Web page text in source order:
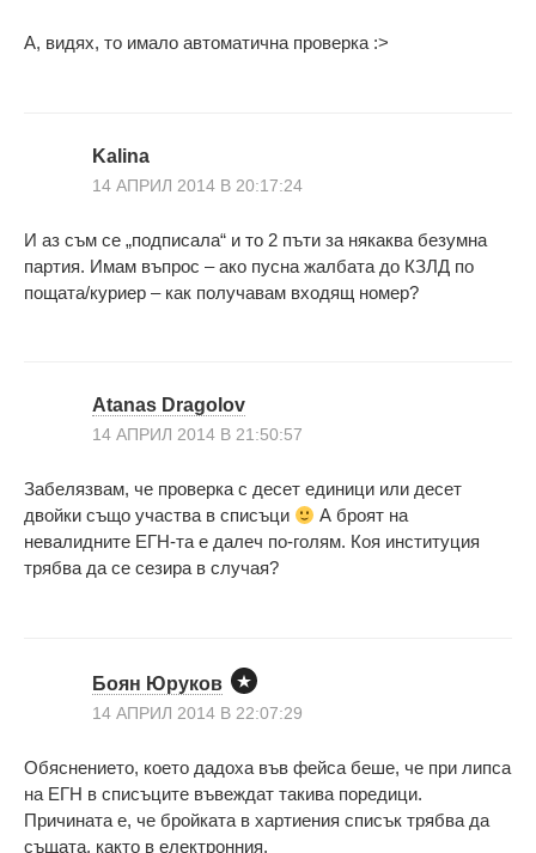
А, видях, то имало автоматична проверка :>
Kalina
14 АПРИЛ 2014 В 20:17:24
И аз съм се „подписала“ и то 2 пъти за някаква безумна
партия. Имам въпрос – ако пусна жалбата до КЗЛД по
пощата/куриер – как получавам входящ номер?
Atanas Dragolov
14 АПРИЛ 2014 В 21:50:57
Забелязвам, че проверка с десет единици или десет
двойки също участва в списъци
А броят на
невалидните ЕГН-та е далеч по-голям. Коя институция
трябва да се сезира в случая?
Боян Юруков
14 АПРИЛ 2014 В 22:07:29
Обяснението, което дадоха във фейса беше, че при липса
на ЕГН в списъците въвеждат такива поредици.
Причината е, че бройката в хартиения списък трябва да
същата, както в електронния.